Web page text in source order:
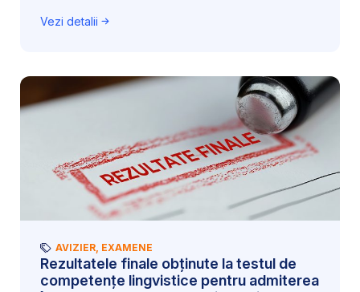
Vezi detalii
AVIZIER, EXAMENE
Rezultatele finale obținute la testul de
competențe lingvistice pentru admiterea